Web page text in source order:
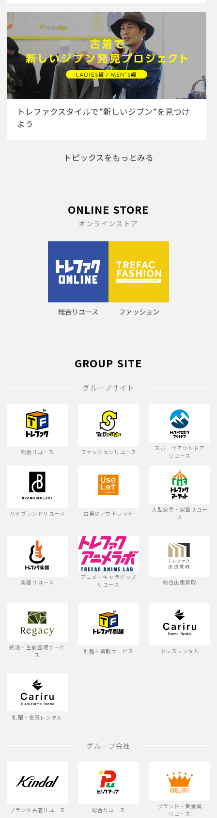
トレファクスタイルで”新しいジブン”を見つけ
よう
トピックスをもっとみる
ONLINE STORE
オンラインストア
総合リユース ファッション
GROUP SITE
グループサイト
総合リユース ファッションリユース
スポーツアウトドア
リユース
ハイブランドリユース 古着のアウトレット
大型家具・家電リユー
ス
楽器リユース
アニメ・キャラグッズ
リユース
総合出張買取
終活・生前整理サービ
ス
引越＋買取サービス ドレスレンタル
礼服・喪服レンタル
グループ会社
ブランド古着リユース 総合リユース
ブランド・貴金属
リユース